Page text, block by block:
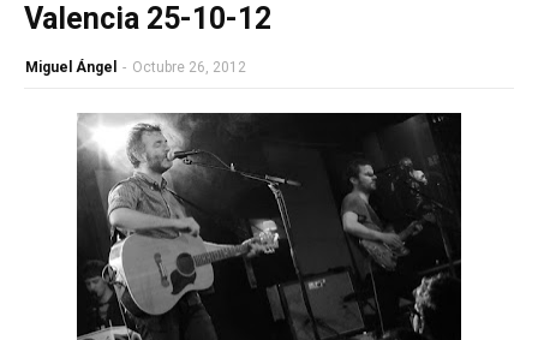
Valencia 25-10-12
Miguel Ángel - Octubre 26, 2012